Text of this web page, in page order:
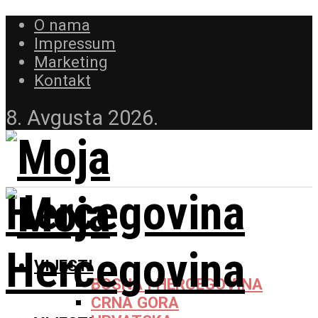
O nama
Impressum
Marketing
Kontakt
8. Avgusta 2026.
VIJESTI
BOSNA I HERCEGOVINA
CRNA GORA